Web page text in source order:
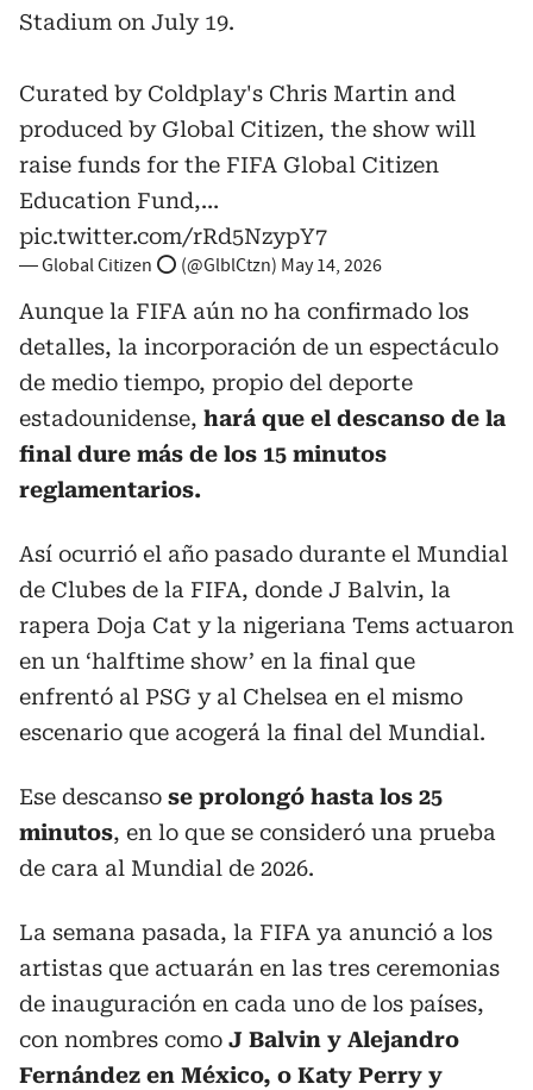
Stadium on July 19.
Curated by Coldplay's Chris Martin and
produced by Global Citizen, the show will
raise funds for the FIFA Global Citizen
Education Fund,…
pic.twitter.com/rRd5NzypY7
— Global Citizen ⭕ (@GlblCtzn) May 14, 2026
Aunque la FIFA aún no ha confirmado los
detalles, la incorporación de un espectáculo
de medio tiempo, propio del deporte
estadounidense, hará que el descanso de la
final dure más de los 15 minutos
reglamentarios.
Así ocurrió el año pasado durante el Mundial
de Clubes de la FIFA, donde J Balvin, la
rapera Doja Cat y la nigeriana Tems actuaron
en un ‘halftime show’ en la final que
enfrentó al PSG y al Chelsea en el mismo
escenario que acogerá la final del Mundial.
Ese descanso se prolongó hasta los 25
minutos, en lo que se consideró una prueba
de cara al Mundial de 2026.
La semana pasada, la FIFA ya anunció a los
artistas que actuarán en las tres ceremonias
de inauguración en cada uno de los países,
con nombres como J Balvin y Alejandro
Fernández en México, o Katy Perry y